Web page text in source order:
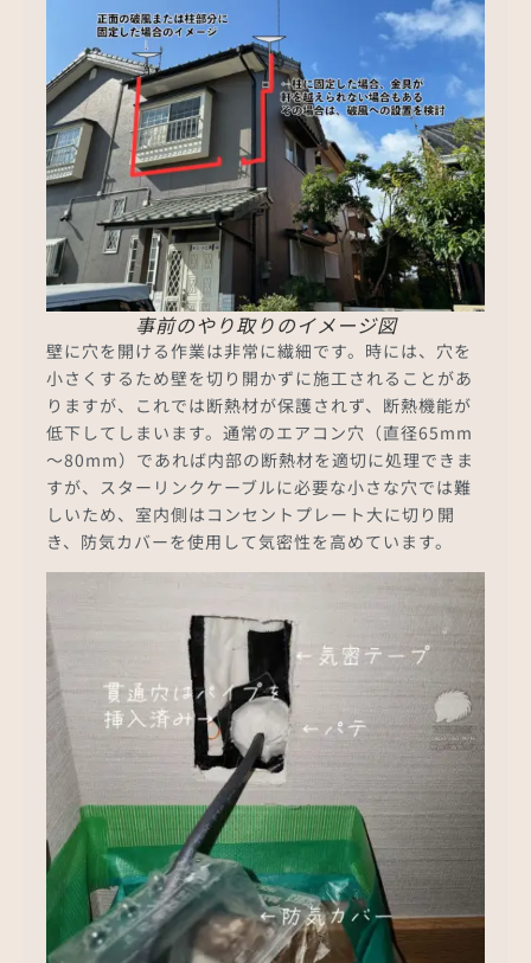
事前のやり取りのイメージ図
壁に穴を開ける作業は非常に繊細です。時には、穴を
小さくするため壁を切り開かずに施工されることがあ
りますが、これでは断熱材が保護されず、断熱機能が
低下してしまいます。通常のエアコン穴（直径65mm
～80mm）であれば内部の断熱材を適切に処理できま
すが、スターリンクケーブルに必要な小さな穴では難
しいため、室内側はコンセントプレート大に切り開
き、防気カバーを使用して気密性を高めています。